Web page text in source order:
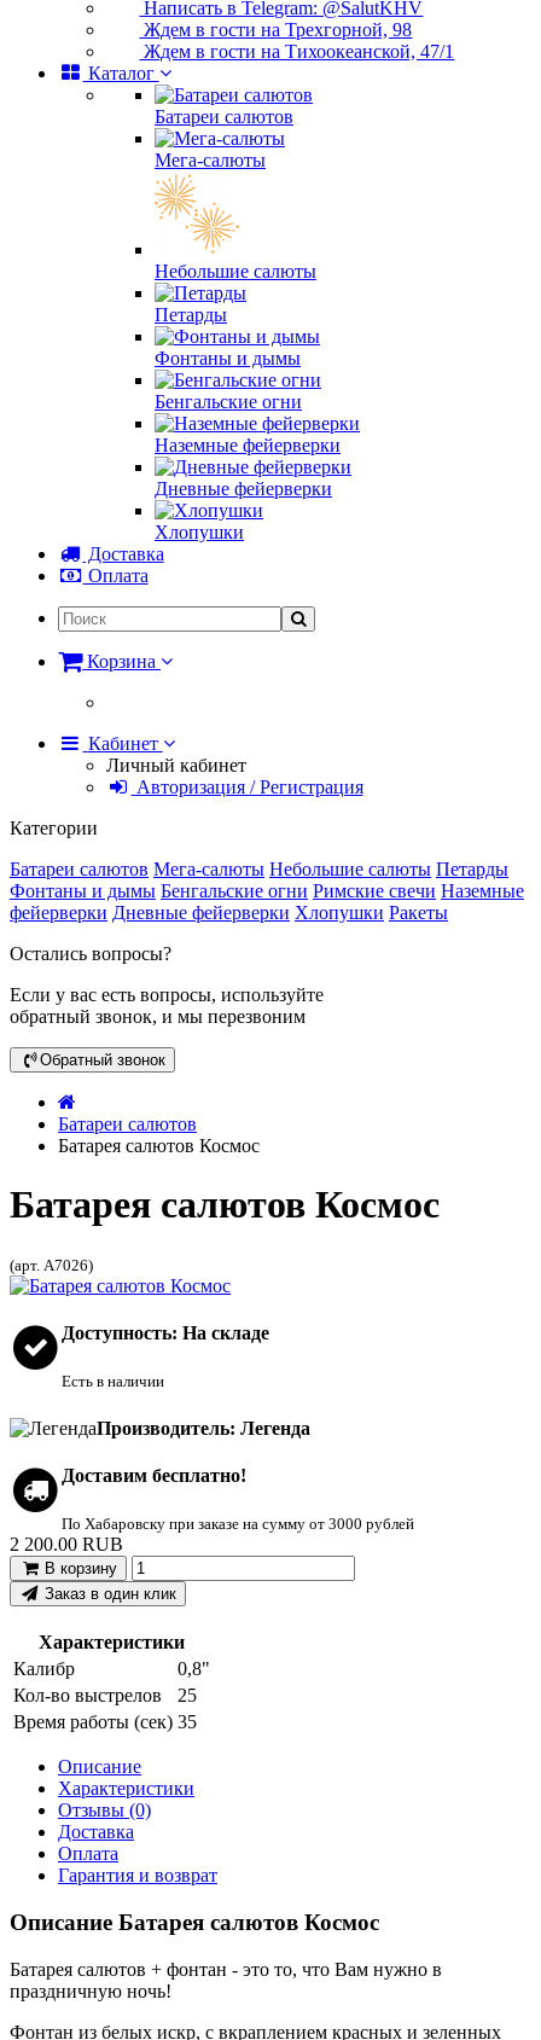
Написать в Telegram: @SalutKHV
Ждем в гости на Трехгорной, 98
Ждем в гости на Тихоокеанской, 47/1
Каталог
Батареи салютов
Мега-салюты
Небольшие салюты
Петарды
Фонтаны и дымы
Бенгальские огни
Наземные фейерверки
Дневные фейерверки
Хлопушки
Доставка
Оплата
Корзина
Кабинет
Личный кабинет
Авторизация / Регистрация
Категории
Батареи салютов Мега-салюты Небольшие салюты Петарды
Фонтаны и дымы Бенгальские огни Римские свечи Наземные
фейерверки Дневные фейерверки Хлопушки Ракеты
Остались вопросы?
Если у вас есть вопросы, используйте
обратный звонок, и мы перезвоним
Обратный звонок
Батареи салютов
Батарея салютов Космос
Батарея салютов Космос
(арт. А7026)
Доступность: На складе
Есть в наличии
Производитель: Легенда
Доставим бесплатно!
По Хабаровску при заказе на сумму от 3000 рублей
2 200.00 RUB
В корзину
Заказ в один клик
Характеристики
Калибр
0,8"
Кол-во выстрелов
25
Время работы (сек) 35
Описание
Характеристики
Отзывы (0)
Доставка
Оплата
Гарантия и возврат
Описание Батарея салютов Космос
Батарея салютов + фонтан - это то, что Вам нужно в
праздничную ночь!
Фонтан из белых искр, с вкраплением красных и зеленных